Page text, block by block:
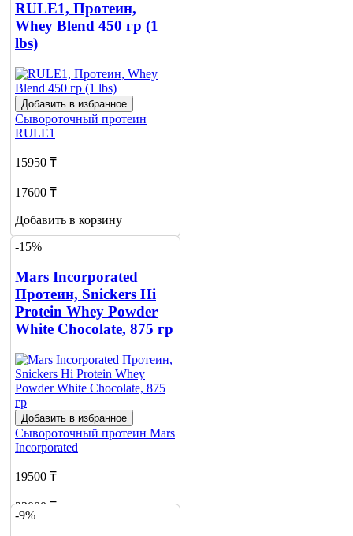
RULE1, Протеин,
Whey Blend 450 гр (1
lbs)
Добавить в избранное
Сывороточный протеин
RULE1
15950 ₸
17600 ₸
Добавить в корзину
-15%
Mars Incorporated
Протеин, Snickers Hi
Protein Whey Powder
White Chocolate, 875 гр
Добавить в избранное
Сывороточный протеин Mars
Incorporated
19500 ₸
23000 ₸
-9%